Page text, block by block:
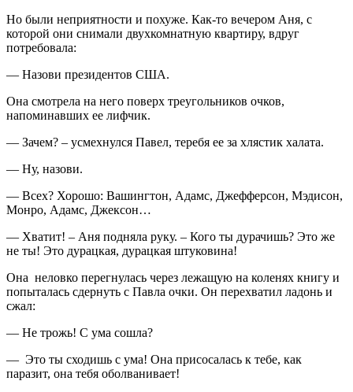
Но были неприятности и похуже. Как-то вечером Аня, с
которой они снимали двухкомнатную квартиру, вдруг
потребовала:
— Назови президентов США.
Она смотрела на него поверх треугольников очков,
напоминавших ее лифчик.
— Зачем? – усмехнулся Павел, теребя ее за хлястик халата.
— Ну, назови.
— Всех? Хорошо: Вашингтон, Адамс, Джефферсон, Мэдисон,
Монро, Адамс, Джексон…
— Хватит! – Аня подняла руку. – Кого ты дурачишь? Это же
не ты! Это дурацкая, дурацкая штуковина!
Она неловко перегнулась через лежащую на коленях книгу и
попыталась сдернуть с Павла очки. Он перехватил ладонь и
сжал:
— Не трожь! С ума сошла?
— Это ты сходишь с ума! Она присосалась к тебе, как
паразит, она тебя оболванивает!